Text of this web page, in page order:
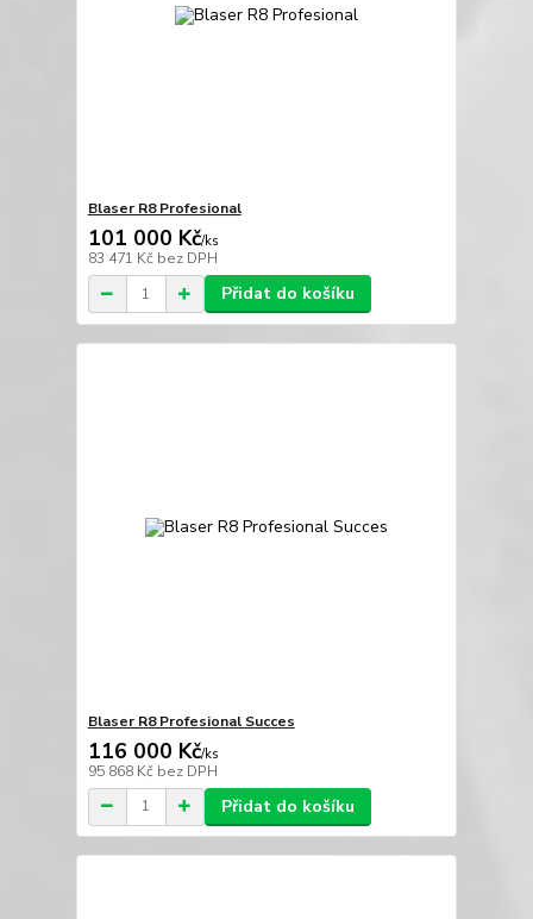
Blaser R8 Profesional
101 000 Kč/ks
83 471 Kč bez DPH
Přidat do košíku
Blaser R8 Profesional Succes
116 000 Kč/ks
95 868 Kč bez DPH
Přidat do košíku